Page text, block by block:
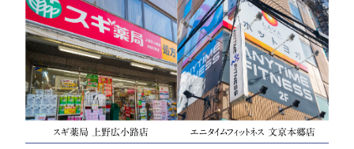
スギ薬局 上野広小路店 エニタイムフィットネス 文京本郷店